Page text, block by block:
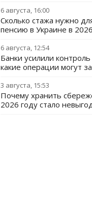
6 августа, 16:00
Сколько стажа нужно
пенсию в Украине в
6 августа, 12:54
Банки усилили
какие операции могут
3 августа, 15:53
Почему хранить
2026 году стало